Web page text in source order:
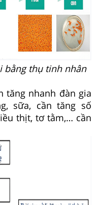
bằng thụ tinh nhân
tăng nhanh đàn gia
sữa, cần tăng số
thịt, tơ tằm,… cần